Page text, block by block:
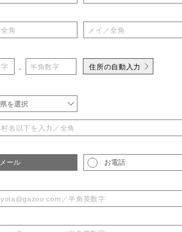
- 住所の自動入力
を選択
ール お電話